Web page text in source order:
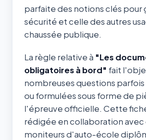
parfaite des notions clés pour
sécurité et celle des autres
chaussée publique.
La règle relative à "Les
obligatoires à bord" fait
nombreuses questions
ou formulées sous forme de
l'épreuve officielle. Cette
rédigée en collaboration avec
moniteurs d'auto-école